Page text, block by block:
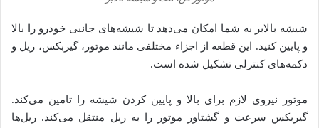
شیشه بالابر به شما امکان می‌دهد تا شیشه‌های جانبی خودرو را بالا
و پایین کنید. این قطعه از اجزاء مختلفی مانند موتور، گیربکس، ریل و
دکمه‌های کنترلی تشکیل شده است.
موتور نیروی لازم برای بالا و پایین کردن شیشه را تامین می‌کند.
گیربکس سرعت و گشتاور موتور را به ریل منتقل می‌کند. ریل‌ها